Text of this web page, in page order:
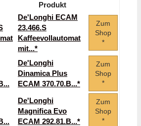
Produkt
De'Longhi ECAM
23.466.S
Kaffeevollautomat
mit...*
Zum
Shop
*
De'Longhi
Dinamica Plus
ECAM 370.70.B...*
Zum
Shop
*
De'Longhi
Magnifica Evo
ECAM 292.81.B...*
Zum
Shop
*